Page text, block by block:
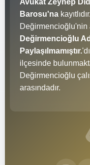
Barosu'na
Değirmencioğlu'nin
Değirmencioğlu
Paylaşılmamıştır.
ilçesinde
Değirmencioğlu
arasındadır.